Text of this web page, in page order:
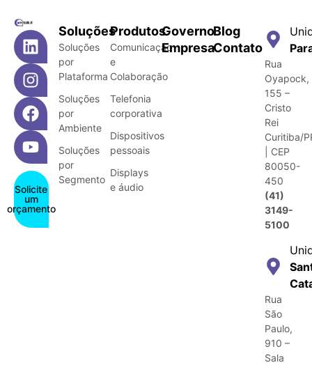
Solicite
um
orçamento
Soluções
Soluções
por
Plataforma
Soluções
por
Ambiente
Soluções
por
Segmento
Produtos
Comunicação
e
Colaboração
Telefonia
corporativa
Dispositivos
pessoais
Displays
e áudio
Governo
Empresa
Blog
Contato
Rua
Oyapock,
155 –
Cristo
Rei
Curitiba/
| CEP
80050-
450
(41)
3149-
5100
Rua
São
Paulo,
910 –
Sala